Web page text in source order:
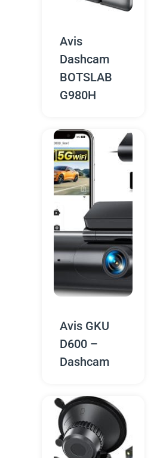
Avis
Dashcam
BOTSLAB
G980H
Avis GKU
D600 –
Dashcam